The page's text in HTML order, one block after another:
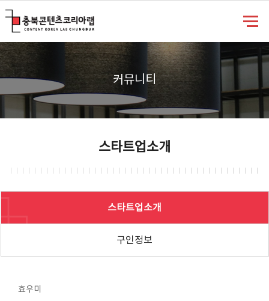
커뮤니티
스타트업소개
스타트업소개
구인정보
효우미